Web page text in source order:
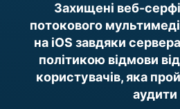
Захищені веб-
потокового
на iOS завдяки
політикою відмови
користувачів, яка
аудити